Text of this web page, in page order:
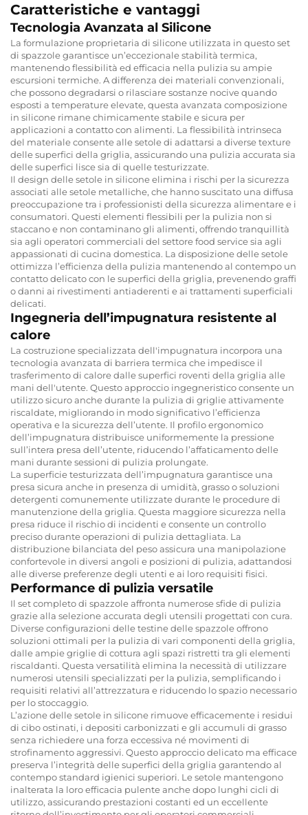
Caratteristiche e vantaggi
Tecnologia Avanzata al Silicone
La formulazione proprietaria di silicone utilizzata in questo set
di spazzole garantisce un’eccezionale stabilità termica,
mantenendo flessibilità ed efficacia nella pulizia su ampie
escursioni termiche. A differenza dei materiali convenzionali,
che possono degradarsi o rilasciare sostanze nocive quando
esposti a temperature elevate, questa avanzata composizione
in silicone rimane chimicamente stabile e sicura per
applicazioni a contatto con alimenti. La flessibilità intrinseca
del materiale consente alle setole di adattarsi a diverse texture
delle superfici della griglia, assicurando una pulizia accurata sia
delle superfici lisce sia di quelle testurizzate.
Il design delle setole in silicone elimina i rischi per la sicurezza
associati alle setole metalliche, che hanno suscitato una diffusa
preoccupazione tra i professionisti della sicurezza alimentare e i
consumatori. Questi elementi flessibili per la pulizia non si
staccano e non contaminano gli alimenti, offrendo tranquillità
sia agli operatori commerciali del settore food service sia agli
appassionati di cucina domestica. La disposizione delle setole
ottimizza l’efficienza della pulizia mantenendo al contempo un
contatto delicato con le superfici della griglia, prevenendo graffi
o danni ai rivestimenti antiaderenti e ai trattamenti superficiali
delicati.
Ingegneria dell’impugnatura resistente al
calore
La costruzione specializzata dell'impugnatura incorpora una
tecnologia avanzata di barriera termica che impedisce il
trasferimento di calore dalle superfici roventi della griglia alle
mani dell'utente. Questo approccio ingegneristico consente un
utilizzo sicuro anche durante la pulizia di griglie attivamente
riscaldate, migliorando in modo significativo l’efficienza
operativa e la sicurezza dell’utente. Il profilo ergonomico
dell’impugnatura distribuisce uniformemente la pressione
sull’intera presa dell’utente, riducendo l’affaticamento delle
mani durante sessioni di pulizia prolungate.
La superficie testurizzata dell’impugnatura garantisce una
presa sicura anche in presenza di umidità, grasso o soluzioni
detergenti comunemente utilizzate durante le procedure di
manutenzione della griglia. Questa maggiore sicurezza nella
presa riduce il rischio di incidenti e consente un controllo
preciso durante operazioni di pulizia dettagliata. La
distribuzione bilanciata del peso assicura una manipolazione
confortevole in diversi angoli e posizioni di pulizia, adattandosi
alle diverse preferenze degli utenti e ai loro requisiti fisici.
Performance di pulizia versatile
Il set completo di spazzole affronta numerose sfide di pulizia
grazie alla selezione accurata degli utensili progettati con cura.
Diverse configurazioni delle testine delle spazzole offrono
soluzioni ottimali per la pulizia di vari componenti della griglia,
dalle ampie griglie di cottura agli spazi ristretti tra gli elementi
riscaldanti. Questa versatilità elimina la necessità di utilizzare
numerosi utensili specializzati per la pulizia, semplificando i
requisiti relativi all’attrezzatura e riducendo lo spazio necessario
per lo stoccaggio.
L’azione delle setole in silicone rimuove efficacemente i residui
di cibo ostinati, i depositi carbonizzati e gli accumuli di grasso
senza richiedere una forza eccessiva né movimenti di
strofinamento aggressivi. Questo approccio delicato ma efficace
preserva l’integrità delle superfici della griglia garantendo al
contempo standard igienici superiori. Le setole mantengono
inalterata la loro efficacia pulente anche dopo lunghi cicli di
utilizzo, assicurando prestazioni costanti ed un eccellente